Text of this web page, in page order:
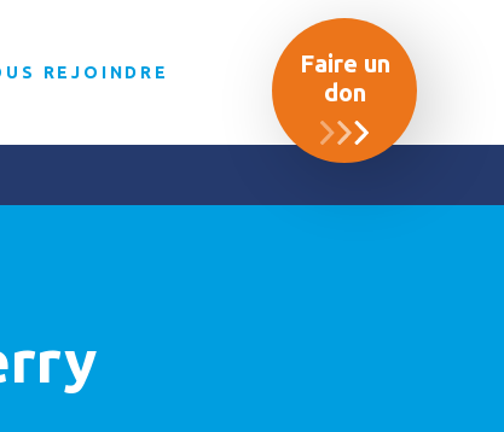
REJOINDRE
Faire un
don